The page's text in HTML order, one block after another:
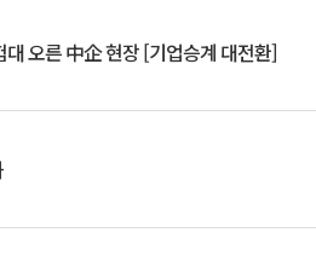
오른 中企 현장 [기업승계 대전환]